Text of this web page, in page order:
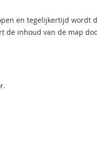
en tegelijkertijd wordt
de inhoud van de map